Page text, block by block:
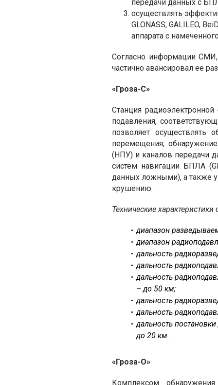
передачи данных с
осуществлять
GLONASS, GALILEO,
аппарата с
Согласно информации
частично авансировал ее
« Гроза-С»
Станция
подавления,
позволяет
перемещения;
(НПУ) и каналов передачи
систем навигации БПЛА
данных ложными), а также
крушению.
Технические характеристики
диапазон
диапазон
дальность
дальность
дальность
– до 50 км;
дальность
дальность
дальность
до 20 км.
« Гроза-О»
Комплексом